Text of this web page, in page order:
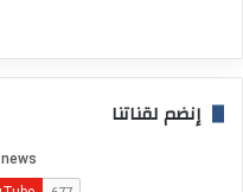
إنضم لقناتنا